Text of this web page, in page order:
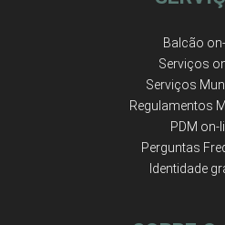
Balcão
Serviços
Serviços
Regulamentos
PDM on-
Perguntas
Identidade